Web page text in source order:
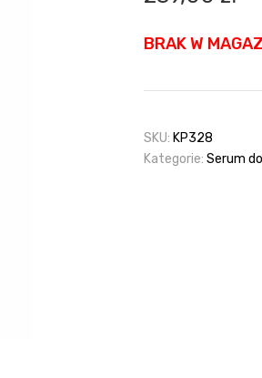
BRAK W
SKU: KP328
Kategorie: Serum